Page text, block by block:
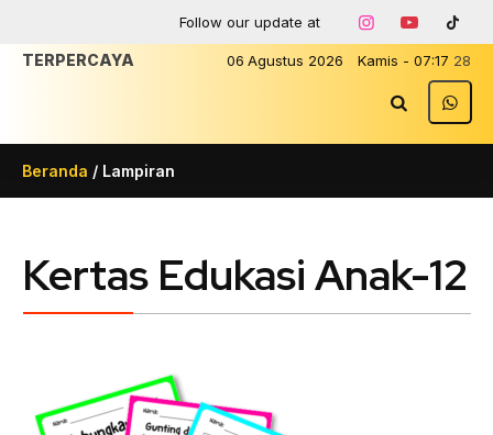
Follow our update at
06 Agustus 2026 Kamis - 07:17 28
TERPERCAYA
Beranda / Lampiran
Kertas Edukasi Anak-12